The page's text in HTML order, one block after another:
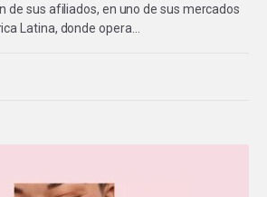
de sus afiliados, en uno de sus mercados
Latina, donde opera…